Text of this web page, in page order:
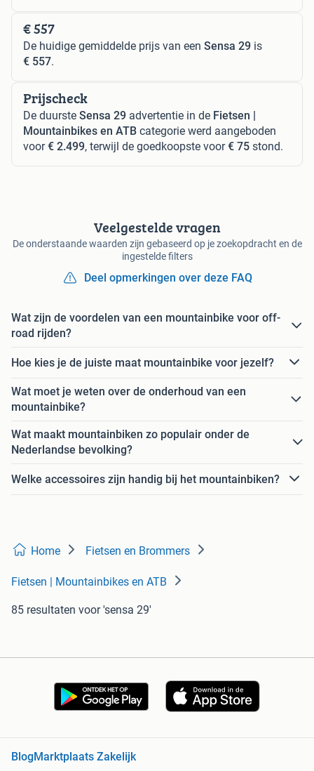
€ 557
De huidige gemiddelde prijs van een Sensa 29 is
€ 557.
Prijscheck
De duurste Sensa 29 advertentie in de Fietsen |
Mountainbikes en ATB categorie werd aangeboden
voor€ 2.499, terwijl de goedkoopste voor€ 75 stond.
Veelgestelde vragen
De onderstaande waarden zijn gebaseerd op je zoekopdracht en de
ingestelde filters
Deel opmerkingen over deze FAQ
Wat zijn de voordelen van een mountainbike voor off-
road rijden?
Hoe kies je de juiste maat mountainbike voor jezelf?
Wat moet je weten over de onderhoud van een
mountainbike?
Wat maakt mountainbiken zo populair onder de
Nederlandse bevolking?
Welke accessoires zijn handig bij het mountainbiken?
Home Fietsen en Brommers
Fietsen | Mountainbikes en ATB
85 resultaten voor 'sensa 29'
Blog Marktplaats Zakelijk